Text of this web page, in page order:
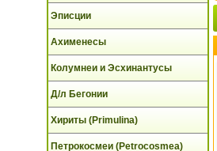
Эписции
Ахименесы
Колумнеи и Эсхинантусы
Д/л Бегонии
Хириты (Primulina)
Петрокосмеи (Petrocosmea)